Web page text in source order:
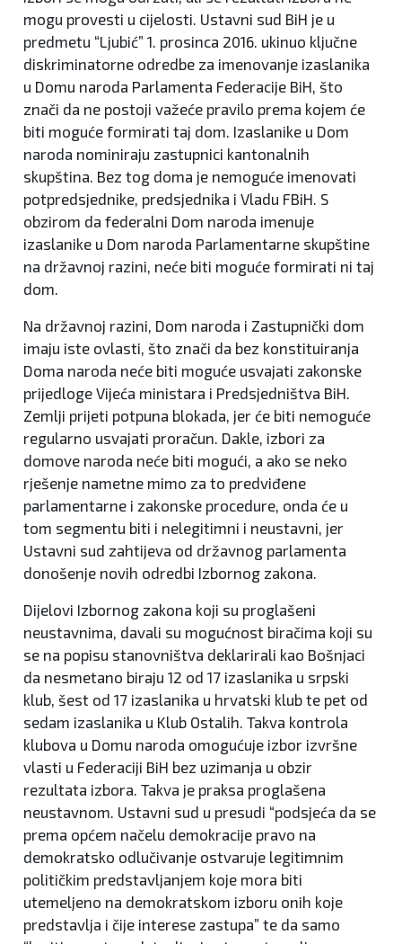
mogu provesti u cijelosti. Ustavni sud BiH je u
predmetu “Ljubić” 1. prosinca 2016. ukinuo ključne
diskriminatorne odredbe za imenovanje izaslanika
u Domu naroda Parlamenta Federacije BiH, što
znači da ne postoji važeće pravilo prema kojem će
biti moguće formirati taj dom. Izaslanike u Dom
naroda nominiraju zastupnici kantonalnih
skupština. Bez tog doma je nemoguće imenovati
potpredsjednike, predsjednika i Vladu FBiH. S
obzirom da federalni Dom naroda imenuje
izaslanike u Dom naroda Parlamentarne skupštine
na državnoj razini, neće biti moguće formirati ni taj
dom.
Na državnoj razini, Dom naroda i Zastupnički dom
imaju iste ovlasti, što znači da bez konstituiranja
Doma naroda neće biti moguće usvajati zakonske
prijedloge Vijeća ministara i Predsjedništva BiH.
Zemlji prijeti potpuna blokada, jer će biti nemoguće
regularno usvajati proračun. Dakle, izbori za
domove naroda neće biti mogući, a ako se neko
rješenje nametne mimo za to predviđene
parlamentarne i zakonske procedure, onda će u
tom segmentu biti i nelegitimni i neustavni, jer
Ustavni sud zahtijeva od državnog parlamenta
donošenje novih odredbi Izbornog zakona.
Dijelovi Izbornog zakona koji su proglašeni
neustavnima, davali su mogućnost biračima koji su
se na popisu stanovništva deklarirali kao Bošnjaci
da nesmetano biraju 12 od 17 izaslanika u srpski
klub, šest od 17 izaslanika u hrvatski klub te pet od
sedam izaslanika u Klub Ostalih. Takva kontrola
klubova u Domu naroda omogućuje izbor izvršne
vlasti u Federaciji BiH bez uzimanja u obzir
rezultata izbora. Takva je praksa proglašena
neustavnom. Ustavni sud u presudi “podsjeća da se
prema općem načelu demokracije pravo na
demokratsko odlučivanje ostvaruje legitimnim
političkim predstavljanjem koje mora biti
utemeljeno na demokratskom izboru onih koje
predstavlja i čije interese zastupa” te da samo